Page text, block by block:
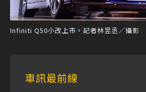
Infiniti Q50小改上市。記者林昱丞／攝影
車訊最前線